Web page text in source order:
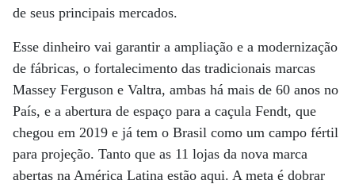
de seus principais mercados.
Esse dinheiro vai garantir a ampliação e a modernização
de fábricas, o fortalecimento das tradicionais marcas
Massey Ferguson e Valtra, ambas há mais de 60 anos no
País, e a abertura de espaço para a caçula Fendt, que
chegou em 2019 e já tem o Brasil como um campo fértil
para projeção. Tanto que as 11 lojas da nova marca
abertas na América Latina estão aqui. A meta é dobrar